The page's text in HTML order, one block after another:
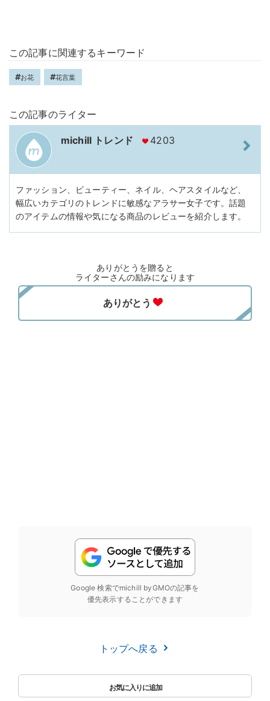
この記事に関連するキーワード
お花 花言葉
この記事のライター
michill トレンド 4203
ファッション、ビューティー、ネイル、ヘアスタイルなど、
幅広いカテゴリのトレンドに敏感なアラサー女子です。話題
のアイテムの情報や気になる商品のレビューを紹介します。
ありがとうを贈ると
ライターさんの励みになります
Google 検索でmichill byGMOの記事を
優先表示することができます
トップへ戻る